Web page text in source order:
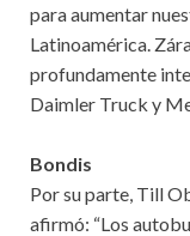
para aumentar
Latinoamérica.
profundamente
Daimler Truck y
Bondis
Por su parte, Till
afirmó: “Los